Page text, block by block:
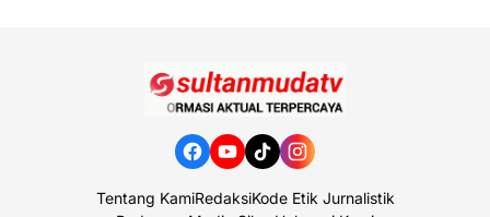
Tentang KamiRedaksiKode Etik Jurnalistik